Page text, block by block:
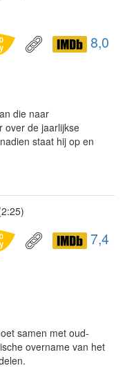
8,0
die naar
over de jaarlijkse
staat hij op en
7,4
samen met oud-
overname van het